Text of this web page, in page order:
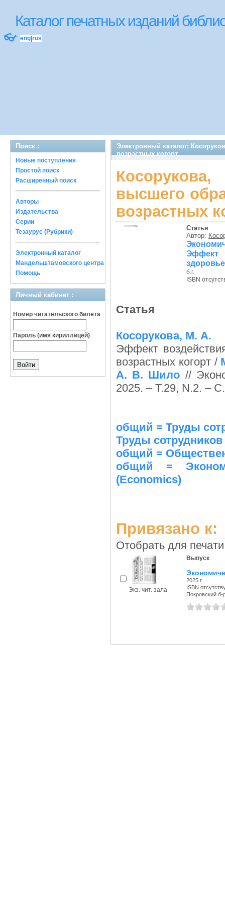
Каталог печатных изданий
👓 eng rus
Поиск :
Новые поступления
Простой поиск
Расширенный поиск
Авторы
Издательства
Серии
Тезаурус (Рубрики)
Электронный каталог
Мандельштамовского центра
Помощь
Личный кабинет :
Номер читательского билета
Пароль (имя кириллицей)
Электронный каталог:
возрастных когорт
высшего
возрастных
Статья
Автор:
Эффект
б.г.
ISBN
Статья
Косорукова, М. А.
Эффект
возрастных когорт /
А. В. Шило //
2025. – Т.29, N.2. –
общий = Труды
Труды
общий =
общий =
(Economics)
Привязано к:
Отобрать для
Экз. чит. зала
Выпуск
2025 г.
ISBN
Покровский б-